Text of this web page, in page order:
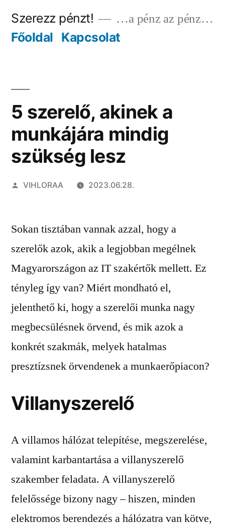
Szerezz pénzt! …a pénz az pénz…
Főoldal Kapcsolat
5 szerelő, akinek a
munkájára mindig
szükség lesz
Szerző:
VIHLORAA 2023.06.28.
Sokan tisztában vannak azzal, hogy a
szerelők azok, akik a legjobban megélnek
Magyarországon az IT szakértők mellett. Ez
tényleg így van? Miért mondható el,
jelenthető ki, hogy a szerelői munka nagy
megbecsülésnek örvend, és mik azok a
konkrét szakmák, melyek hatalmas
presztízsnek örvendenek a munkaerőpiacon?
Villanyszerelő
A villamos hálózat telepítése, megszerelése,
valamint karbantartása a villanyszerelő
szakember feladata. A villanyszerelő
felelőssége bizony nagy – hiszen, minden
elektromos berendezés a hálózatra van kötve,